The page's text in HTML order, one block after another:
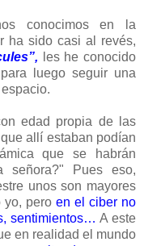
conocimos en la
ha sido casi al revés,
les he conocido
luego seguir una
edad propia de las
allí estaban podían
que se habrán
señora?" Pues eso,
unos son mayores
yo, pero en el ciber no
sentimientos… A este
en realidad el mundo